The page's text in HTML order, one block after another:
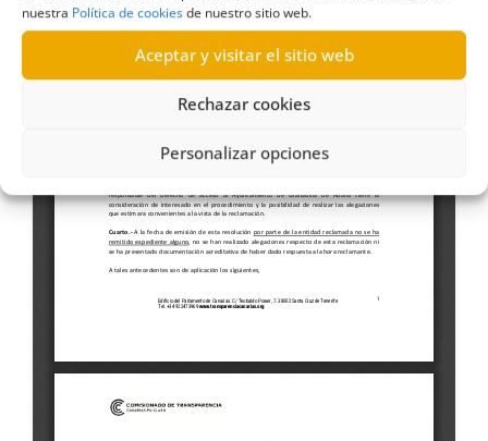
nuestra Política de cookiesde nuestro sitio web.
Aceptar y visitar el sitio web
Rechazar cookies
Personalizar opciones